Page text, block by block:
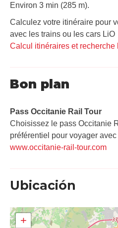
Environ 3 min (285 m).
Calculez votre itinéraire pour
avec les trains ou les cars LiO
Calcul itinéraires et recherche
Bon plan
Pass Occitanie Rail Tour​
Choisissez le pass Occitanie
préférentiel pour voyager
www.occitanie-rail-tour.com
Ubicación
+